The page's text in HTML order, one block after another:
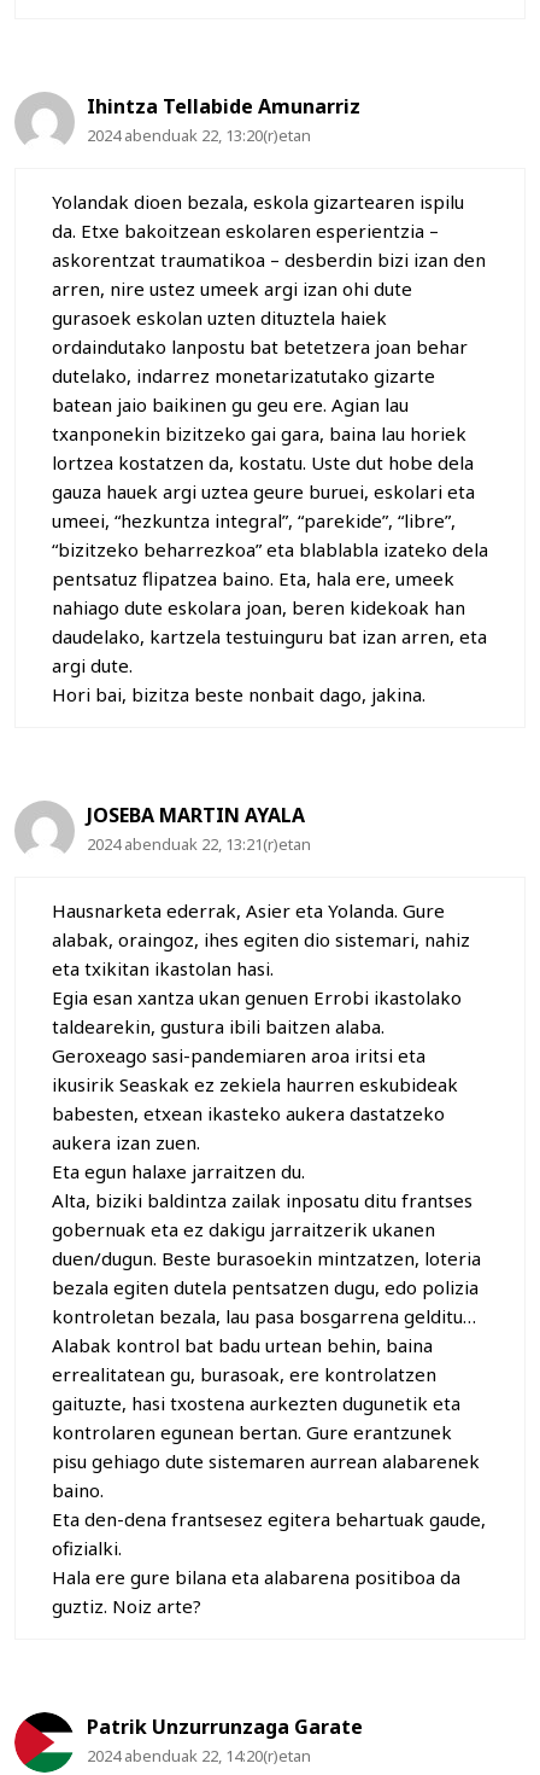
Ihintza Tellabide Amunarriz
2024 abenduak 22, 13:20(r)etan
Yolandak dioen bezala, eskola gizartearen ispilu
da. Etxe bakoitzean eskolaren esperientzia –
askorentzat traumatikoa – desberdin bizi izan den
arren, nire ustez umeek argi izan ohi dute
gurasoek eskolan uzten dituztela haiek
ordaindutako lanpostu bat betetzera joan behar
dutelako, indarrez monetarizatutako gizarte
batean jaio baikinen gu geu ere. Agian lau
txanponekin bizitzeko gai gara, baina lau horiek
lortzea kostatzen da, kostatu. Uste dut hobe dela
gauza hauek argi uztea geure buruei, eskolari eta
umeei, “hezkuntza integral”, “parekide”, “libre”,
“bizitzeko beharrezkoa” eta blablabla izateko dela
pentsatuz flipatzea baino. Eta, hala ere, umeek
nahiago dute eskolara joan, beren kidekoak han
daudelako, kartzela testuinguru bat izan arren, eta
argi dute.
Hori bai, bizitza beste nonbait dago, jakina.
JOSEBA MARTIN AYALA
2024 abenduak 22, 13:21(r)etan
Hausnarketa ederrak, Asier eta Yolanda. Gure
alabak, oraingoz, ihes egiten dio sistemari, nahiz
eta txikitan ikastolan hasi.
Egia esan xantza ukan genuen Errobi ikastolako
taldearekin, gustura ibili baitzen alaba.
Geroxeago sasi-pandemiaren aroa iritsi eta
ikusirik Seaskak ez zekiela haurren eskubideak
babesten, etxean ikasteko aukera dastatzeko
aukera izan zuen.
Eta egun halaxe jarraitzen du.
Alta, biziki baldintza zailak inposatu ditu frantses
gobernuak eta ez dakigu jarraitzerik ukanen
duen/dugun. Beste burasoekin mintzatzen, loteria
bezala egiten dutela pentsatzen dugu, edo polizia
kontroletan bezala, lau pasa bosgarrena gelditu…
Alabak kontrol bat badu urtean behin, baina
errealitatean gu, burasoak, ere kontrolatzen
gaituzte, hasi txostena aurkezten dugunetik eta
kontrolaren egunean bertan. Gure erantzunek
pisu gehiago dute sistemaren aurrean alabarenek
baino.
Eta den-dena frantsesez egitera behartuak gaude,
ofizialki.
Hala ere gure bilana eta alabarena positiboa da
guztiz. Noiz arte?
Patrik Unzurrunzaga Garate
2024 abenduak 22, 14:20(r)etan